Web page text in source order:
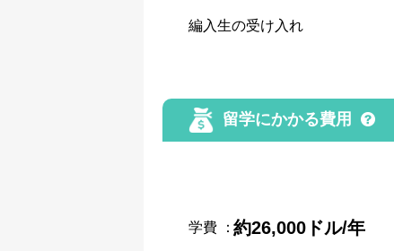
編入生の受け入れ
留学にかかる費用
学費 ：約26,000ドル/年